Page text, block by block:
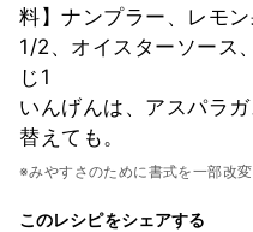
料】ナンプラー、レモ
1/2、オイスターソース
じ1
いんげんは、アスパラ
替えても。
※みやすさのために書式を一部改変
このレシピをシェアする